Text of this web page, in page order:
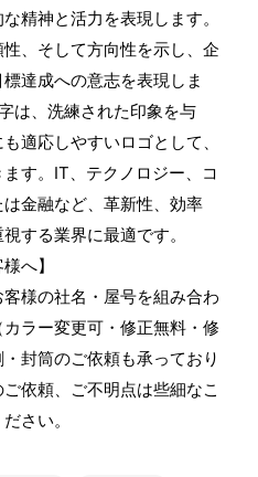
精神と活力を表現します。
、そして方向性を示し、企
達成への意志を表現しま
は、洗練された印象を与
適応しやすいロゴとして、
す。IT、テクノロジー、コ
金融など、革新性、効率
する業界に最適です。
へ】
様の社名・屋号を組み合わ
ラー変更可・修正無料・修
封筒のご依頼も承っており
依頼、ご不明点は些細なこ
さい。